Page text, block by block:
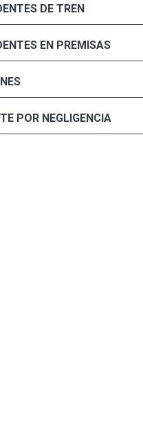
DE TREN
EN PREMISAS
POR NEGLIGENCIA